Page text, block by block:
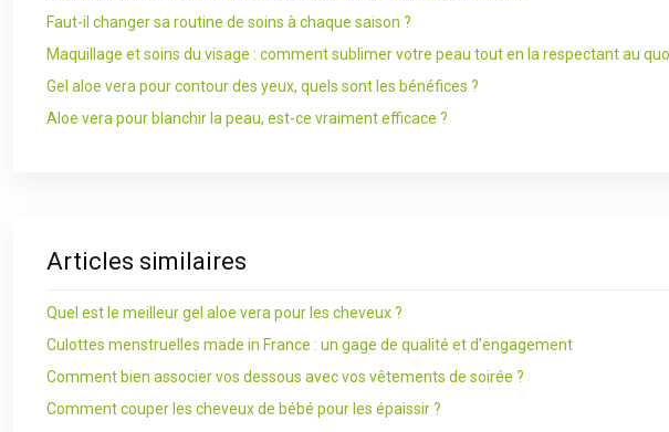
Faut-il changer sa routine de soins à chaque saison ?
Maquillage et soins du visage : comment sublimer votre peau tout en la respectant au
Gel aloe vera pour contour des yeux, quels sont les bénéfices ?
Aloe vera pour blanchir la peau, est-ce vraiment efficace ?
Articles similaires
Quel est le meilleur gel aloe vera pour les cheveux ?
Culottes menstruelles made in France : un gage de qualité et d’engagement
Comment bien associer vos dessous avec vos vêtements de soirée ?
Comment couper les cheveux de bébé pour les épaissir ?